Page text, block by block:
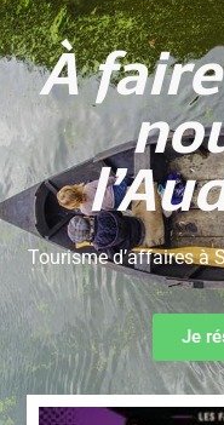
À
Tourisme d’affaires à
Je